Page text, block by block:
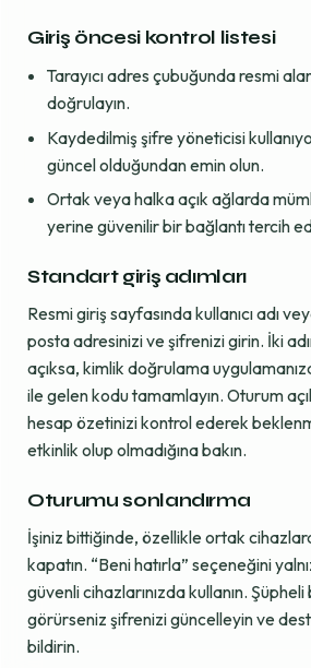
Giriş öncesi kontrol listesi
Tarayıcı adres çubuğunda resmi alan
doğrulayın.
Kaydedilmiş şifre yöneticisi
güncel olduğundan emin olun.
Ortak veya halka açık ağlarda
yerine güvenilir bir bağlantı tercih
Standart giriş adımları
Resmi giriş sayfasında kullanıcı adı
posta adresinizi ve şifrenizi girin. İki
açıksa, kimlik doğrulama
ile gelen kodu tamamlayın. Oturum
hesap özetinizi kontrol ederek
etkinlik olup olmadığına bakın.
Oturumu sonlandırma
İşiniz bittiğinde, özellikle ortak
kapatın. “Beni hatırla” seçeneğini
güvenli cihazlarınızda kullanın.
görürseniz şifrenizi güncelleyin ve
bildirin.